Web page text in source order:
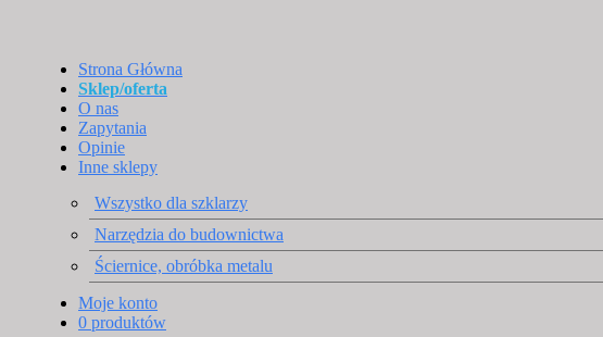
Strona Główna
Sklep/oferta
O nas
Zapytania
Opinie
Inne sklepy
Wszystko dla szklarzy
Narzędzia do budownictwa
Ściernice, obróbka metalu
Moje konto
0 produktów